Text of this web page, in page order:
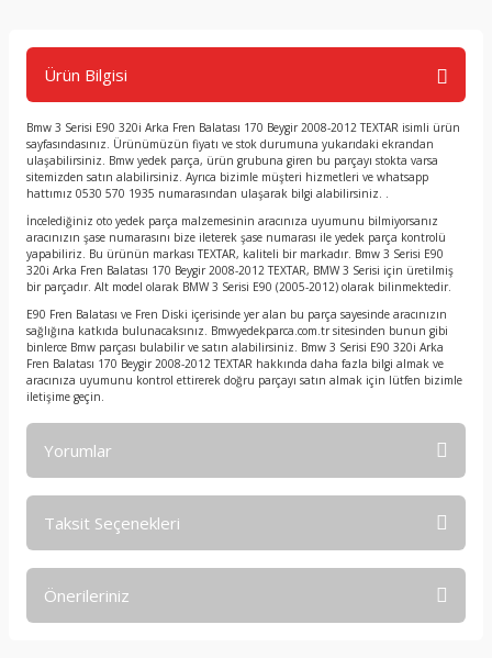
Ürün Bilgisi
Bmw 3 Serisi E90 320i Arka Fren Balatası 170 Beygir 2008-2012 TEXTAR isimli ürün
sayfasındasınız. Ürünümüzün fiyatı ve stok durumuna yukarıdaki ekrandan
ulaşabilirsiniz. Bmw yedek parça, ürün grubuna giren bu parçayı stokta varsa
sitemizden satın alabilirsiniz. Ayrıca bizimle müşteri hizmetleri ve whatsapp
hattımız 0530 570 1935 numarasından ulaşarak bilgi alabilirsiniz. .
İncelediğiniz oto yedek parça malzemesinin aracınıza uyumunu bilmiyorsanız
aracınızın şase numarasını bize ileterek şase numarası ile yedek parça kontrolü
yapabiliriz. Bu ürünün markası TEXTAR, kaliteli bir markadır. Bmw 3 Serisi E90
320i Arka Fren Balatası 170 Beygir 2008-2012 TEXTAR, BMW 3 Serisi için üretilmiş
bir parçadır. Alt model olarak BMW 3 Serisi E90 (2005-2012) olarak bilinmektedir.
E90 Fren Balatası ve Fren Diski içerisinde yer alan bu parça sayesinde aracınızın
sağlığına katkıda bulunacaksınız. Bmwyedekparca.com.tr sitesinden bunun gibi
binlerce Bmw parçası bulabilir ve satın alabilirsiniz. Bmw 3 Serisi E90 320i Arka
Fren Balatası 170 Beygir 2008-2012 TEXTAR hakkında daha fazla bilgi almak ve
aracınıza uyumunu kontrol ettirerek doğru parçayı satın almak için lütfen bizimle
iletişime geçin.
Yorumlar
Taksit Seçenekleri
Önerileriniz